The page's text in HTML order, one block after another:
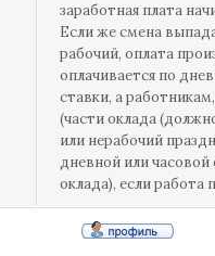
заработная плата
Если же смена
рабочий, оплата
оплачивается по
ставки, а
(части оклада
или нерабочий
дневной или часовой
оклада), если работа